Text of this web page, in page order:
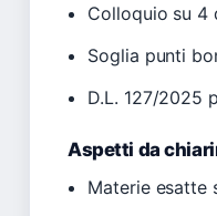
Colloquio su 4
Soglia punti
D.L. 127/2025
Aspetti da
Materie esatte